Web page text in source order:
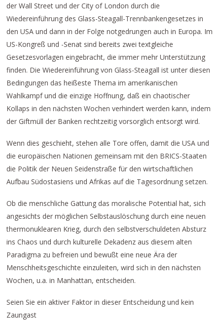
der Wall Street und der City of London durch die
Wiedereinführung des Glass-Steagall-Trennbankengesetzes in
den USA und dann in der Folge notgedrungen auch in Europa. Im
US-Kongreß und -Senat sind bereits zwei textgleiche
Gesetzesvorlagen eingebracht, die immer mehr Unterstützung
finden. Die Wiedereinführung von Glass-Steagall ist unter diesen
Bedingungen das heißeste Thema im amerikanischen
Wahlkampf und die einzige Hoffnung, daß ein chaotischer
Kollaps in den nächsten Wochen verhindert werden kann, indem
der Giftmüll der Banken rechtzeitig vorsorglich entsorgt wird.
Wenn dies geschieht, stehen alle Tore offen, damit die USA und
die europäischen Nationen gemeinsam mit den BRICS-Staaten
die Politik der Neuen Seidenstraße für den wirtschaftlichen
Aufbau Südostasiens und Afrikas auf die Tagesordnung setzen.
Ob die menschliche Gattung das moralische Potential hat, sich
angesichts der möglichen Selbstauslöschung durch eine neuen
thermonuklearen Krieg, durch den selbstverschuldeten Absturz
ins Chaos und durch kulturelle Dekadenz aus diesem alten
Paradigma zu befreien und bewußt eine neue Ära der
Menschheitsgeschichte einzuleiten, wird sich in den nächsten
Wochen, u.a. in Manhattan, entscheiden.
Seien Sie ein aktiver Faktor in dieser Entscheidung und kein
Zaungast